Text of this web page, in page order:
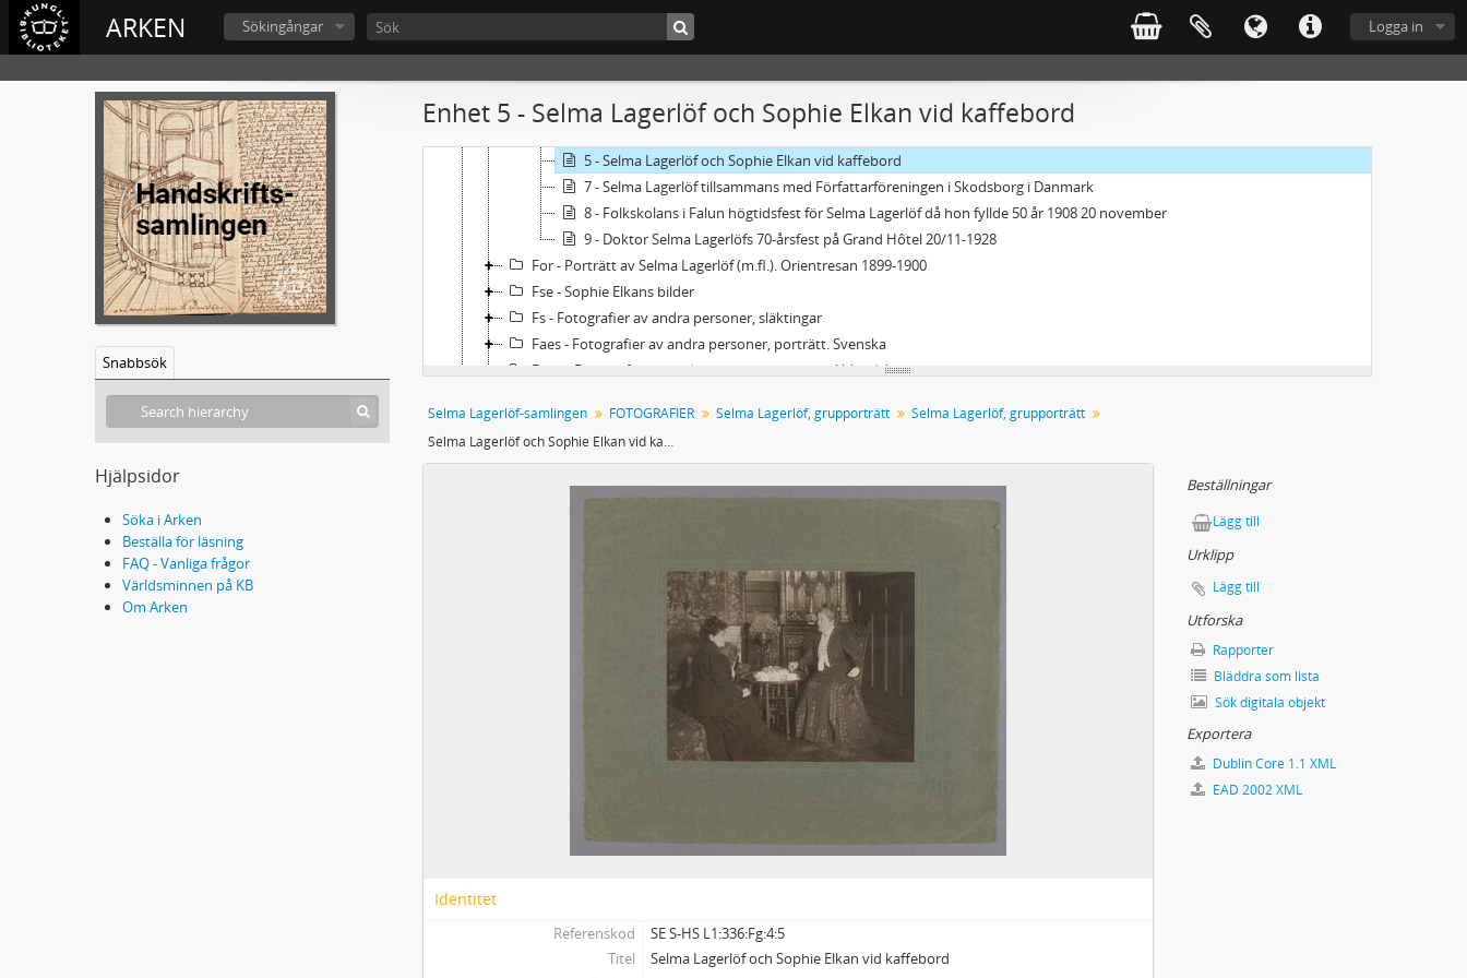
ARKEN Logga in
Sökingångar
Snabbsök
Hjälpsidor
Söka i Arken
Beställa för läsning
FAQ - Vanliga frågor
Världsminnen på KB
Om Arken
Enhet 5 - Selma Lagerlöf och Sophie Elkan vid kaffebord
3 - Selma Lagerlöf, grupporträtt
4 - Selma Lagerlöf, grupporträtt
2 - Selma Lagerlöf och Henriette Coyet
3 - Selma Lagerlöf och Sophie Elkan sittande vid litet runt bord
4 - Selma Lagerlöf och Sophie Elkan i en soffa
5 - Selma Lagerlöf och Sophie Elkan vid kaffebord
7 - Selma Lagerlöf tillsammans med Författarföreningen i Skodsborg i Danmark
8 - Folkskolans i Falun högtidsfest för Selma Lagerlöf då hon fyllde 50 år 1908 20 november
9 - Doktor Selma Lagerlöfs 70-årsfest på Grand Hôtel 20/11-1928
For - Porträtt av Selma Lagerlöf (m.fl.). Orientresan 1899-1900
Fse - Sophie Elkans bilder
Fs - Fotografier av andra personer, släktingar
Faes - Fotografier av andra personer, porträtt. Svenska
Faeu - Fotografier av andra personer, porträtt. Utländska
Fagu - Fotografier av andra personer, gruppbilder. Utländska
Fos - Orter: Sverige (utom Mårbacka)
Fou - Orter: Utlandet
Fu - Fotografier från utställningar. Svenska respektive utländska
Alb - Album, svenska respektive utländska
338 - NILS AFZELIUS LAGERLÖFMATERIAL
339 - VALBORG OLANDERS LAGERLÖFMATERIAL
340 - SELMA LAGERLÖF-SÄLLSKAPET
341 - SOPHIE ELKANS ANTECKNINGAR
Selma Lagerlöf-samlingen FOTOGRAFIER Selma Lagerlöf, grupporträtt
Selma Lagerlöf, grupporträtt
Selma Lagerlöf och Sophie Elkan vid kaffebord
Identitet
Referenskod
SE S-HS L1:336:Fg:4:5
Titel
Selma Lagerlöf och Sophie Elkan vid kaffebord
Beställningar
Lägg till
Urklipp
Lägg till
Utforska
Rapporter
Bläddra som lista
Sök digitala objekt
Exportera
Dublin Core 1.1 XML
EAD 2002 XML